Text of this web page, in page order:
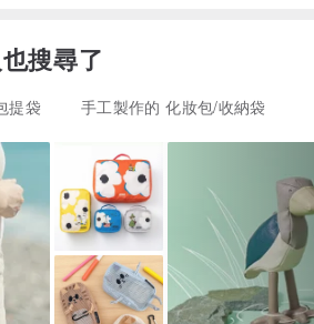
地址而異)
搜尋了
提袋 手工製作的 化妝包/收納袋